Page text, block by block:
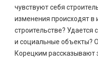
чувствуют себя
изменения происходят в
строительстве? Удается
и социальные объекты?
Корецким рассказывают